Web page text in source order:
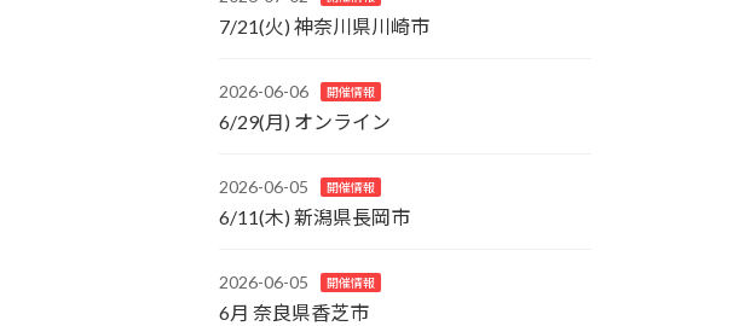
7/21(火) 神奈川県川崎市
2026-06-06 開催情報
6/29(月) オンライン
2026-06-05 開催情報
6/11(木) 新潟県長岡市
2026-06-05 開催情報
6月 奈良県香芝市